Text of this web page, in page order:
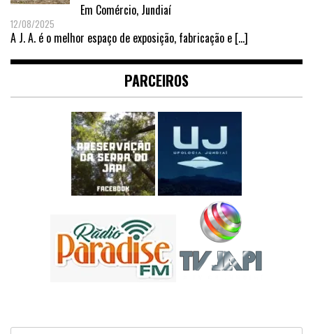
Em Comércio, Jundiaí
12/08/2025
A J. A. é o melhor espaço de exposição, fabricação e […]
PARCEIROS